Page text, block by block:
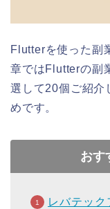
Flutterを使った副
章ではFlutterの副
選して20個ご紹介
めです。
おす
レバテック